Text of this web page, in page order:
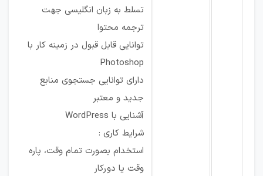
تسلط به زبان انگلیسی جهت
ترجمه محتوا
توانایی قابل قبول در زمینه کار با
Photoshop
دارای توانایی جستجوی منابع
جدید و معتبر
آشنایی با WordPress
شرایط کاری :
استخدام بصورت تمام وقت، پاره
وقت یا دورکار